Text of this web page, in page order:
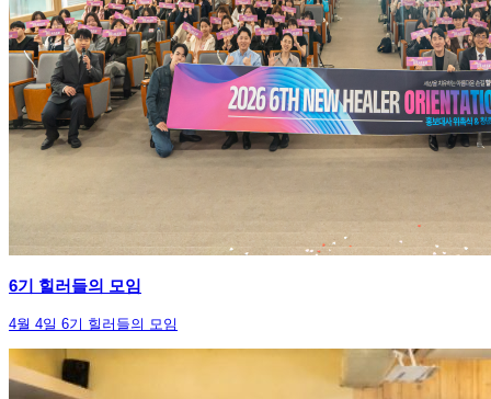
6기 힐러들의 모임
4월 4일 6기 힐러들의 모임